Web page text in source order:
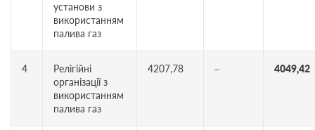
установи з
використанням
палива газ
4
Релігійні
організації з
використанням
палива газ
4207,78 – 4049,42